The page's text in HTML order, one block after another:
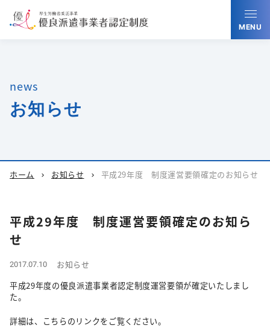
MENU
news
お知らせ
ホーム chevron_right お知らせ chevron_right 平成29年度 制度運営要領確定のお知らせ
平成29年度 制度運営要領確定のお知ら
せ
2017.07.10
お知らせ
平成29年度の優良派遣事業者認定制度運営要領が確定いたしまし
た。
詳細は、こちらのリンクをご覧ください。